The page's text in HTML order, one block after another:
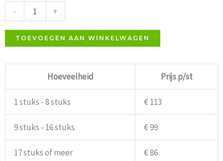
-
blauw
Resol
aantal
+
TOEVOEGEN AAN WINKELWAGEN
Hoeveelheid Prijs p/st
1 stuks - 8 stuks € 113
9 stuks - 16 stuks € 99
17 stuks of meer € 86